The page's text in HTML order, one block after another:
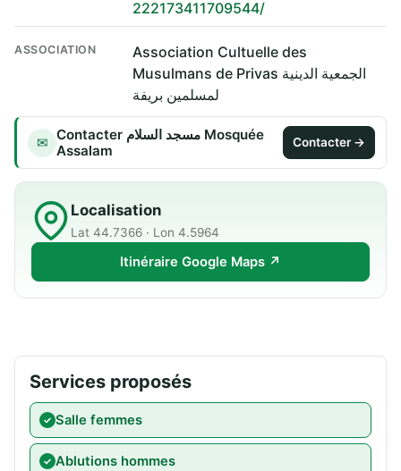
222173411709544/
ASSOCIATION
Association Cultuelle des
Musulmans de Privas الجمعية الدينية
لمسلمين بريفة
✉ Contacter مسجد السلام Mosquée
Assalam
Contacter →
Localisation
Lat 44.7366 · Lon 4.5964
Itinéraire Google Maps ↗
Services proposés
Salle femmes
Ablutions hommes